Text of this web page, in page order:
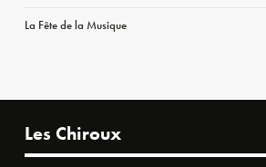
La Fête de la Musique
Les Chiroux